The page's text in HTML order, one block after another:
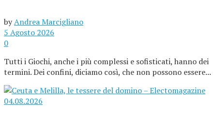
byAndrea Marcigliano
5 Agosto 2026
0
Tutti i Giochi, anche i più complessi e sofisticati, hanno dei
termini. Dei confini, diciamo così, che non possono essere...